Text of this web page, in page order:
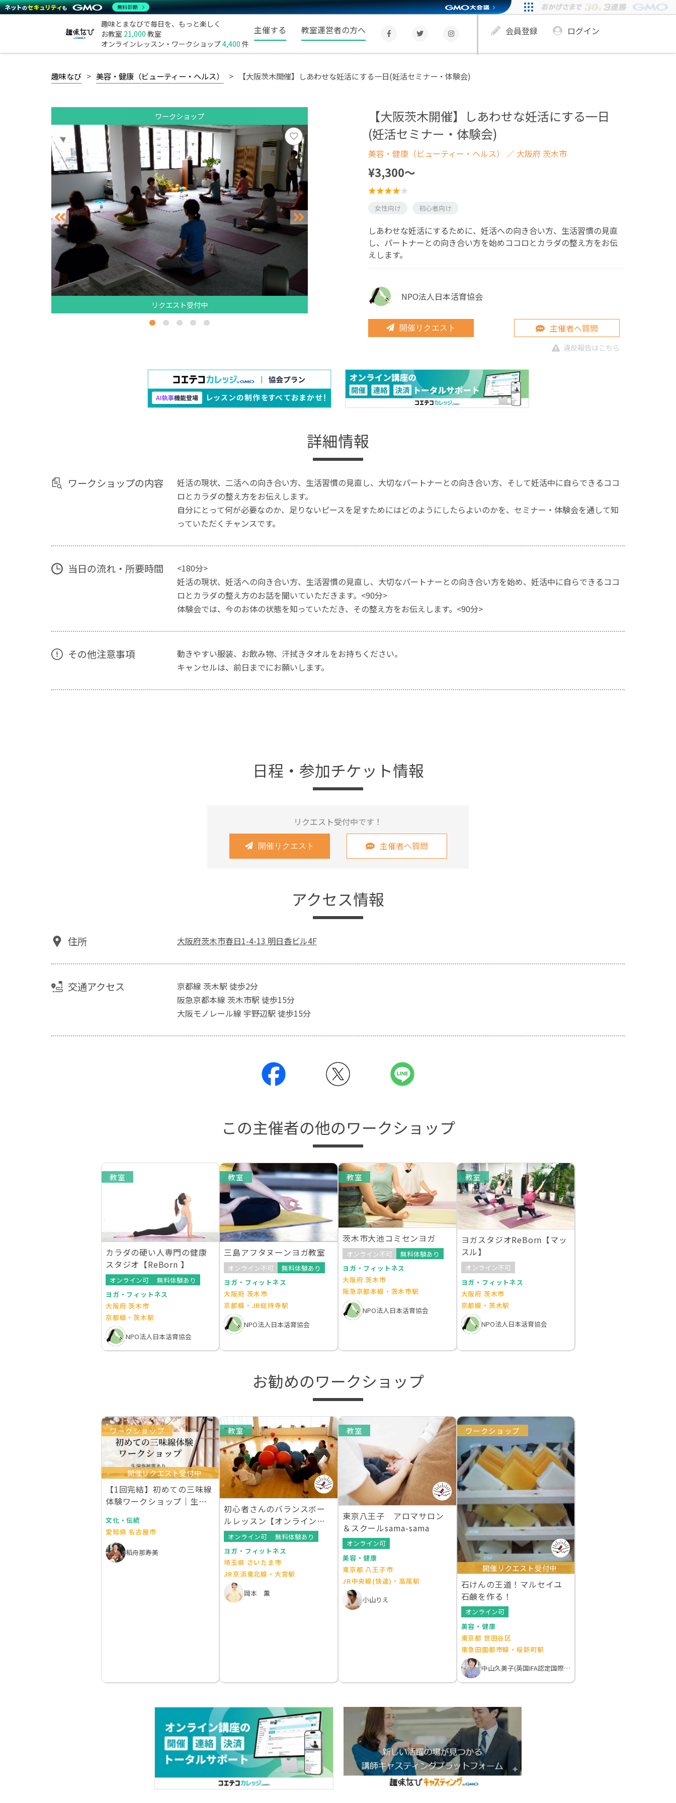
趣味とまなびで毎日を、もっと楽しく
お教室 21,000 教室
オンラインレッスン・ワークショップ4,400 件
主催する 教室運営者の方へ 会員登録 ログイン
趣味なび 美容・健康（ビューティー・ヘルス） 【大阪茨木開催】しあわせな妊活にする一日(妊活セミナー・体験会)
ワークショップ
リクエスト受付中
【大阪茨木開催】しあわせな妊活にする一日
(妊活セミナー・体験会)
美容・健康（ビューティー・ヘルス） ／ 大阪府 茨木市
¥3,300〜
女性向け 初心者向け
しあわせな妊活にするために、妊活への向き合い方、生活習慣の見直
し、パートナーとの向き合い方を始めココロとカラダの整え方をお伝
えします。
NPO法人日本活育協会
開催リクエスト 主催者へ質問
違反報告はこちら
詳細情報
ワークショップの内容
妊活の現状、二活への向き合い方、生活習慣の見直し、大切なパートナーとの向き合い方、そして妊活中に自らできるココ
ロとカラダの整え方をお伝えします。
自分にとって何が必要なのか、足りないピースを足すためにはどのようにしたらよいのかを、セミナー・体験会を通して知
っていただくチャンスです。
当日の流れ・所要時間
<180分>
妊活の現状、妊活への向き合い方、生活習慣の見直し、大切なパートナーとの向き合い方を始め、妊活中に自らできるココ
ロとカラダの整え方のお話を聞いていただきます。<90分>
体験会では、今のお体の状態を知っていただき、その整え方をお伝えします。<90分>
その他注意事項
動きやすい服装、お飲み物、汗拭きタオルをお持ちください。
キャンセルは、前日までにお願いします。
日程・参加チケット情報
リクエスト受付中です！
開催リクエスト 主催者へ質問
アクセス情報
住所 大阪府茨木市春日1-4-13 明日香ビル4F
交通アクセス
京都線 茨木駅 徒歩2分
阪急京都本線 茨木市駅 徒歩15分
大阪モノレール線 宇野辺駅 徒歩15分
この主催者の他のワークショップ
教室
カラダの硬い人専門の健康
スタジオ【ReBorn 】
オンライン可
無料体験あり
ヨガ・フィットネス
大阪府 茨木市
京都線・茨木駅
NPO法人日本活育協会
教室
三島アフタヌーンヨガ教室
オンライン不可
無料体験あり
ヨガ・フィットネス
大阪府 茨木市
京都線・JR総持寺駅
NPO法人日本活育協会
教室
茨木市大池コミセンヨガ
オンライン不可
無料体験あり
ヨガ・フィットネス
大阪府 茨木市
阪急京都本線・茨木市駅
NPO法人日本活育協会
教室
ヨガスタジオReBorn【マッ
スル】
オンライン不可
ヨガ・フィットネス
大阪府 茨木市
京都線・茨木駅
NPO法人日本活育協会
お勧めのワークショップ
ワークショップ
開催リクエスト受付中
【1回完結】初めての三味線
体験ワークショップ｜生演
文化・伝統
愛知県 名古屋市
稻舟那寿美
教室
初心者さんのバランスボー
ルレッスン【オンラインレ
ッスンあり】
オンライン可
無料体験あり
ヨガ・フィットネス
埼玉県 さいたま市
JR京浜東北線・大宮駅
岡本 薫
教室
東京八王子 アロマサロン
＆スクールsama-sama
オンライン可
美容・健康
東京都 八王子市
JR中央線(快速)・高尾駅
小山りえ
ワークショップ
開催リクエスト受付中
石けんの王道！マルセイユ
石鹸を作る！
オンライン可
美容・健康
東京都 世田谷区
東急田園都市線・桜新町駅
中山久美子(英国IFA認定国際アロマテラピスト）
無料診断